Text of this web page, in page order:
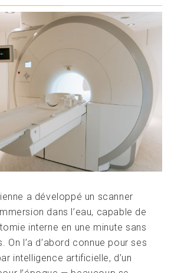
a développé un scanner
dans l’eau, capable de
interne en une minute sans
On l’a d’abord connue pour ses
intelligence artificielle, d’un